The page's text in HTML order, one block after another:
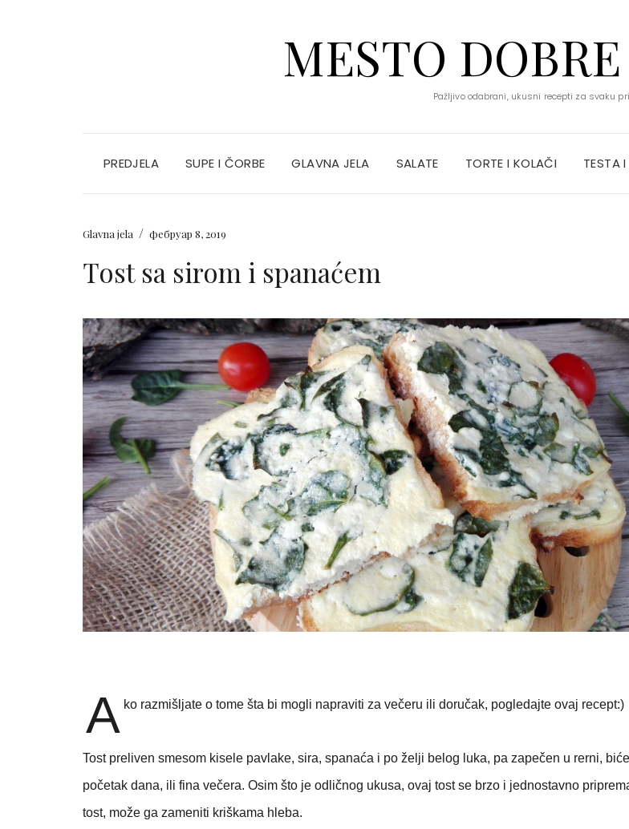
MESTO
Pažljivo odabrani, ukusni recepti za svaku
PREDJELA SUPE I ČORBE GLAVNA JELA SALATE TORTE I KOLAČI TESTA
Glavna jela / фебруар 8, 2019
Tost sa sirom i spanaćem
A ko razmišljate o tome šta bi mogli napraviti za večeru ili doručak, pogledajte ovaj recept:)
Tost preliven smesom kisele pavlake, sira, spanaća i po želji belog luka, pa zapečen u rerni,
početak dana, ili fina večera. Osim što je odličnog ukusa, ovaj tost se brzo i jednostavno
tost, može ga zameniti kriškama hleba.